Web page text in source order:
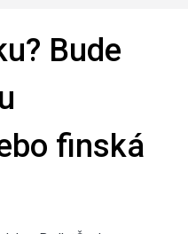
Bude
finská